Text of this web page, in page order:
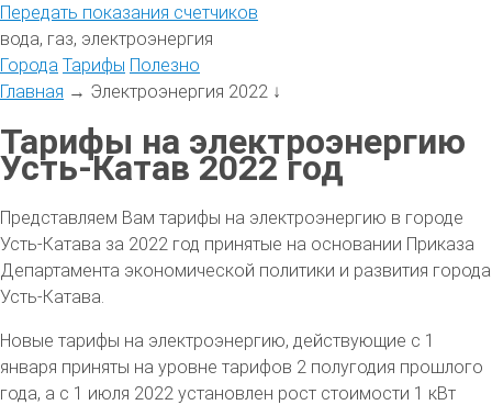
Передать показания счетчиков
вода, газ, электроэнергия
Города Тарифы Полезно
Главная → Электроэнергия 2022 ↓
Тарифы на электроэнергию
Усть-Катав 2022 год
Представляем Вам тарифы на электроэнергию в городе
Усть-Катава за 2022 год принятые на основании Приказа
Департамента экономической политики и развития города
Усть-Катава.
Новые тарифы на электроэнергию, действующие с 1
января приняты на уровне тарифов 2 полугодия прошлого
года, а с 1 июля 2022 установлен рост стоимости 1 кВт